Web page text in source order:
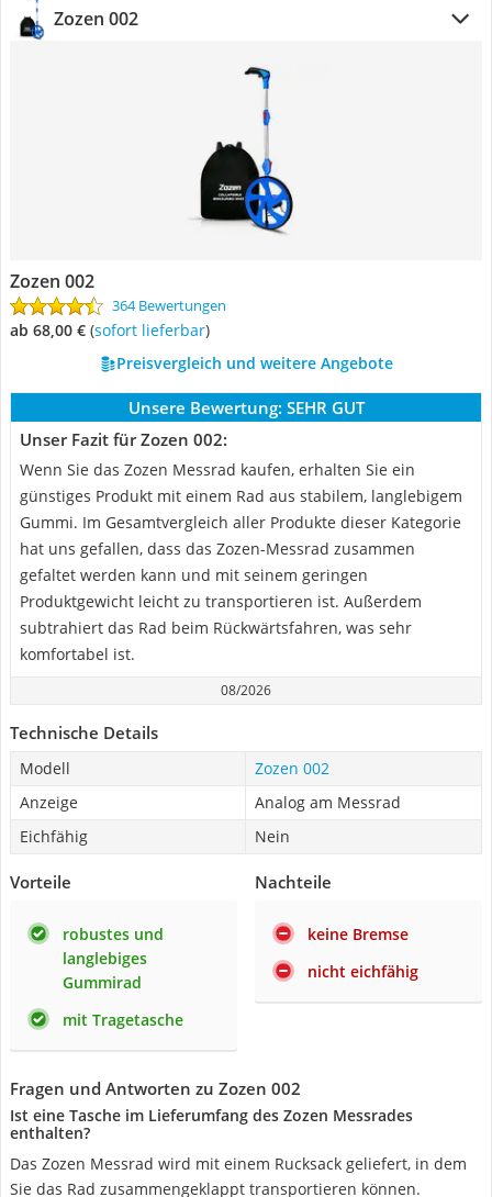
Zozen 002
Zozen 002
364 Bewertungen
ab 68,00 € ( Sofort lieferbar)
Preisvergleich und weitere Angebote
Unsere Bewertung: SEHR GUT
Unser Fazit für Zozen 002:
Wenn Sie das Zozen Messrad kaufen, erhalten Sie ein
günstiges Produkt mit einem Rad aus stabilem, langlebigem
Gummi. Im Gesamtvergleich aller Produkte dieser Kategorie
hat uns gefallen, dass das Zozen-Messrad zusammen
gefaltet werden kann und mit seinem geringen
Produktgewicht leicht zu transportieren ist. Außerdem
subtrahiert das Rad beim Rückwärtsfahren, was sehr
komfortabel ist.
08/2026
Technische Details
Modell
Zozen 002
Anzeige
Analog am Messrad
Eichfähig
Nein
Vorteile
robustes und
langlebiges
Gummirad
mit Tragetasche
Nachteile
keine Bremse
nicht eichfähig
Fragen und Antworten zu Zozen 002
Ist eine Tasche im Lieferumfang des Zozen Messrades
enthalten?
Das Zozen Messrad wird mit einem Rucksack geliefert, in dem
Sie das Rad zusammengeklappt transportieren können.